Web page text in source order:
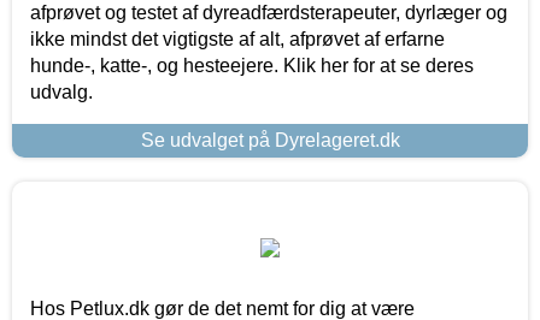
afprøvet og testet af dyreadfærdsterapeuter, dyrlæger og
ikke mindst det vigtigste af alt, afprøvet af erfarne
hunde-, katte-, og hesteejere. Klik her for at se deres
udvalg.
Se udvalget på Dyrelageret.dk
Hos Petlux.dk gør de det nemt for dig at være